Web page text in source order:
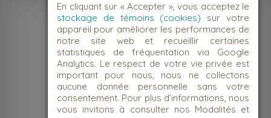
En cliquant sur « Accepter », vous acceptez le
stockage de témoins (cookies) sur votre
appareil pour améliorer les performances de
notre site web et recueillir certaines
statistiques de fréquentation via Google
Analytics. Le respect de votre vie privée est
important pour nous, nous ne collectons
aucune donnée personnelle sans votre
consentement. Pour plus d’informations, nous
vous invitons à consulter nos Modalités et